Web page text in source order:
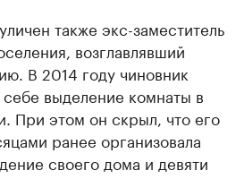
также экс-заместитель
возглавлявший
В 2014 году чиновник
выделение комнаты в
При этом он скрыл, что его
ранее организовала
своего дома и девяти